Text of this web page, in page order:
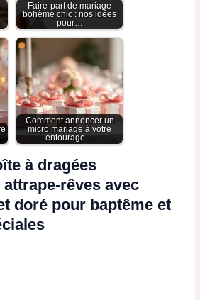
Faire-part de mariage
bohème chic : nos idées
pour…
Comment annoncer un
micro mariage à votre
entourage…
à dragées
rêves avec
doré pour baptême et